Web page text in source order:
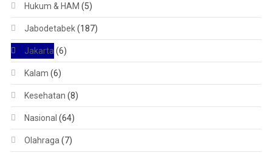
Hukum & HAM (5)
Jabodetabek(187)
Jakarta (6)
Kalam (6)
Kesehatan (8)
Nasional (64)
Olahraga (7)